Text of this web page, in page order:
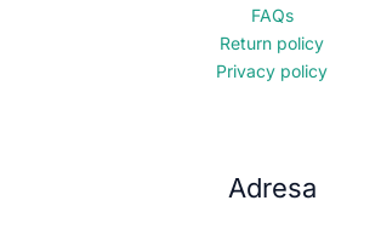
FAQs
Return policy
Privacy policy
Adresa